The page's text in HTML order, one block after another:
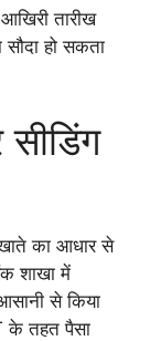
तारीख
हो सकता
का आधार से
शाखा में
से किया
के तहत पैसा